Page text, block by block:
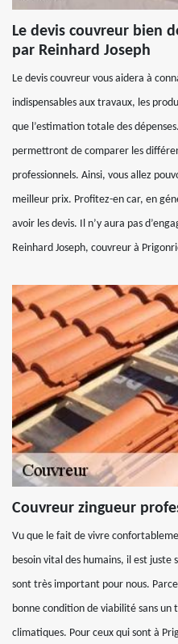
Le devis couvreur bien
par Reinhard Joseph
Le devis couvreur vous aidera à
indispensables aux travaux, les
que l’estimation totale des
permettront de comparer les
professionnels. Ainsi, vous allez
meilleur prix. Profitez-en car, en
avoir les devis. Il n’y aura pas
Reinhard Joseph, couvreur à
Couvreur zingueur
Vu que le fait de vivre
besoin vital des humains, il est juste
sont très important pour nous.
bonne condition de viabilité sans
climatiques. Pour ceux qui sont à